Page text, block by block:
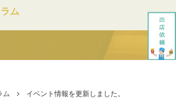
ム
ム イベント情報を更新しました。